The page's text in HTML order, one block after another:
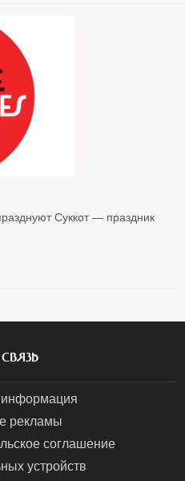
Суккот — праздник
информация
рекламы
соглашение
устройств